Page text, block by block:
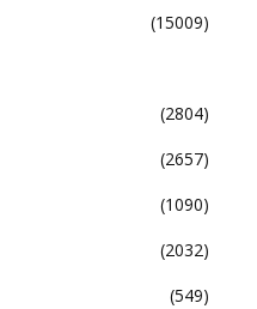
(15009)
(2804)
(2657)
(1090)
(2032)
(549)